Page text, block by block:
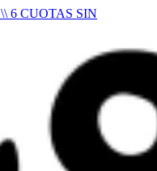
6 CUOTAS SIN